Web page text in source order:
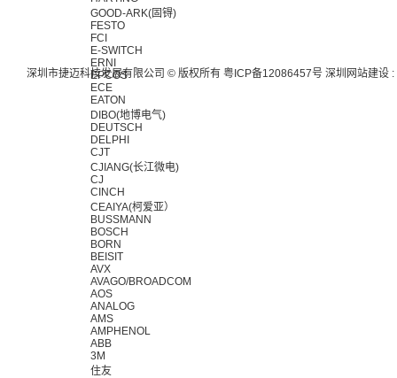
GOOD-ARK(固锝)
FESTO
FCI
E-SWITCH
ERNI
EPCOS
ECE
EATON
DIBO(地博电气)
DEUTSCH
DELPHI
CJT
CJIANG(长江微电)
CJ
CINCH
CEAIYA(柯爱亚）
BUSSMANN
BOSCH
BORN
BEISIT
AVX
AVAGO/BROADCOM
AOS
ANALOG
AMS
AMPHENOL
ABB
3M
住友
深圳市捷迈科技发展有限公司 © 版权所有 粤ICP备12086457号 深圳网站建设 :